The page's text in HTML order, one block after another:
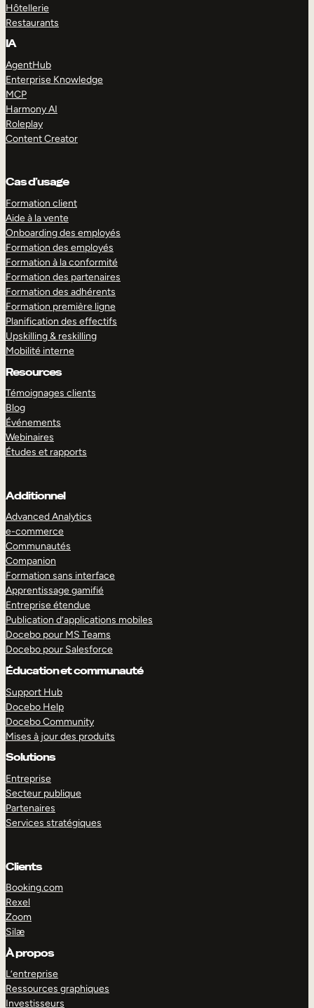
Hôtellerie
Restaurants
IA
AgentHub
Enterprise Knowledge
MCP
Harmony AI
Roleplay
Content Creator
Cas d’usage
Formation client
Aide à la vente
Onboarding des employés
Formation des employés
Formation à la conformité
Formation des partenaires
Formation des adhérents
Formation première ligne
Planification des effectifs
Upskilling & reskilling
Mobilité interne
Resources
Témoignages clients
Blog
Événements
Webinaires
Études et rapports
Additionnel
Advanced Analytics
e-commerce
Communautés
Companion
Formation sans interface
Apprentissage gamifié
Entreprise étendue
Publication d’applications mobiles
Docebo pour MS Teams
Docebo pour Salesforce
Éducation et communauté
Support Hub
Docebo Help
Docebo Community
Mises à jour des produits
Solutions
Entreprise
Secteur publique
Partenaires
Services stratégiques
Clients
Booking.com
Rexel
Zoom
Silæ
À propos
L’entreprise
Ressources graphiques
Investisseurs